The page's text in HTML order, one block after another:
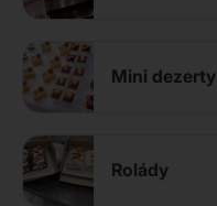
Mini dezerty
Rolády